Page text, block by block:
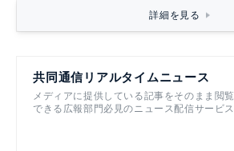
詳細を見る
共同通信リアルタイムニュース
メディアに提供している記事をそのまま閲覧
できる広報部門必見のニュース配信サービス